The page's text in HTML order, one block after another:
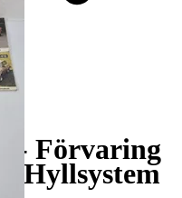
- Förvaring
Hyllsystem